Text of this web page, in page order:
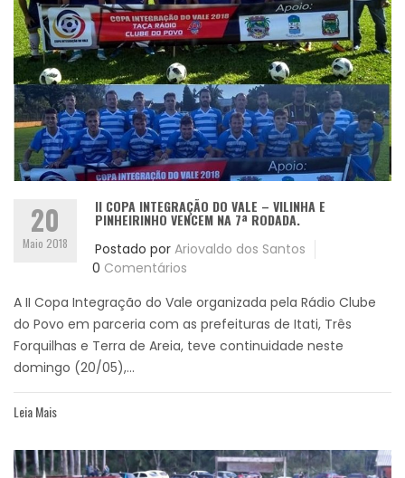
20
Maio 2018
II COPA INTEGRAÇÃO DO VALE – VILINHA E
PINHEIRINHO VENCEM NA 7ª RODADA.
Postado por Ariovaldo dos Santos
0 Comentários
A II Copa Integração do Vale organizada pela Rádio Clube
do Povo em parceria com as prefeituras de Itati, Três
Forquilhas e Terra de Areia, teve continuidade neste
domingo (20/05),...
Leia Mais